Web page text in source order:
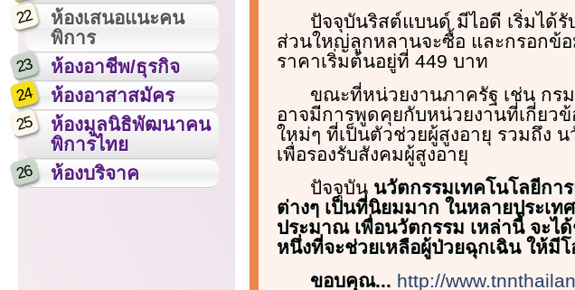
22
ห้องเสนอแนะคน
พิการ
23 ห้องอาชีพ/ธุรกิจ
24 ห้องอาสาสมัคร
25
ห้องมูลนิธิพัฒนาคน
พิการไทย
26 ห้องบริจาค
ปัจจุบันริสต์แบนด์ มีไอดี เริ่มได้
ส่วนใหญ่ลูกหลานจะซื้อ และกรอกข้
ราคาเริ่มต้นอยู่ที่ 449 บาท
ขณะที่หน่วยงานภาครัฐ เช่น กร
อาจมีการพูดคุยกับหน่วยงานที่เกี่ยว
ใหม่ๆ ที่เป็นตัวช่วยผู้สูงอายุ รวมถึง
เพื่อรองรับสังคมผู้สูงอายุ
ปัจจุบัน นวัตกรรมเทคโนโลยีกา
ต่างๆ เป็นที่นิยมมาก ในหลายประเ
ประมาณ เพื่อนวัตกรรม เหล่านี้ จะ
หนึ่งที่จะช่วยเหลือผู้ป่วยฉุกเฉิน ให้มี
ขอบคุณ... http://